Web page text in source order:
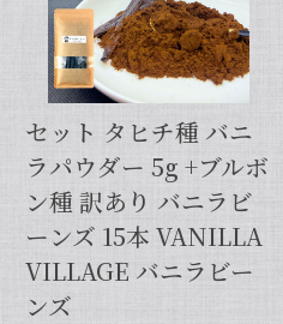
セット タヒチ種 バニ
ラパウダー 5g +ブルボ
ン種 訳あり バニラビ
ーンズ 15本 VANILLA
VILLAGE バニラビー
ンズ